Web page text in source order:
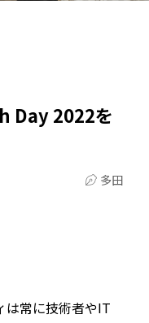
Day 2022を
多田
は常に技術者やIT